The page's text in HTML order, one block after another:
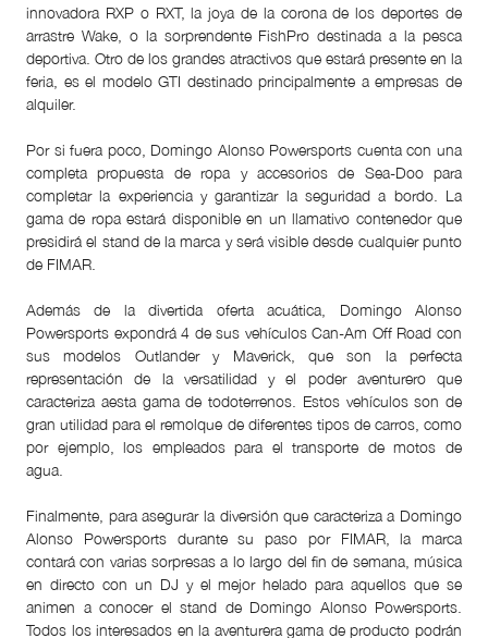
innovadora RXP o RXT, la joya de la corona de los deportes de
arrastre Wake, o la sorprendente FishPro destinada a la pesca
deportiva. Otro de los grandes atractivos que estará presente en la
feria, es el modelo GTI destinado principalmente a empresas de
alquiler.
Por si fuera poco, Domingo Alonso Powersports cuenta con una
completa propuesta de ropa y accesorios de Sea-Doo para
completar la experiencia y garantizar la seguridad a bordo. La
gama de ropa estará disponible en un llamativo contenedor que
presidirá el stand de la marca y será visible desde cualquier punto
de FIMAR.
Además de la divertida oferta acuática, Domingo Alonso
Powersports expondrá 4 de sus vehículos Can-Am Off Road con
sus modelos Outlander y Maverick, que son la perfecta
representación de la versatilidad y el poder aventurero que
caracteriza aesta gama de todoterrenos . Estos vehículos son de
gran utilidad para el remolque de diferentes tipos de carros, como
por ejemplo, los empleados para el transporte de motos de
agua.
Finalmente, para asegurar la diversión que caracteriza a Domingo
Alonso Powersports durante su paso por FIMAR, la marca
contará con varias sorpresas a lo largo del fin de semana, música
en directo con un DJ y el mejor helado para aquellos que se
animen a conocer el stand de Domingo Alonso Powersports.
Todos los interesados en la aventurera gama de producto podrán